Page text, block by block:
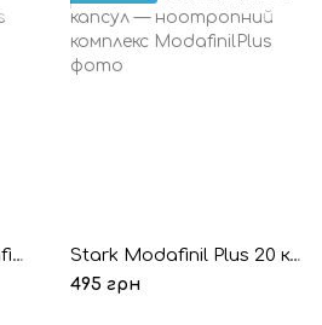
Nootropic Depot Adrafinil 300mg 30caps Stark Modafinil Plus 20 капсул — ноотропний комплекс
495 грн